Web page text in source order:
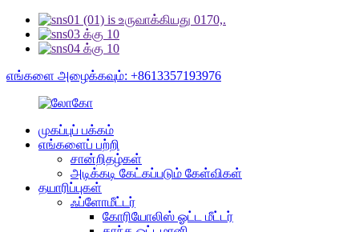
எங்களை அழைக்கவும்: +8613357193976
முகப்புப் பக்கம்
எங்களைப் பற்றி
சான்றிதழ்கள்
அடிக்கடி கேட்கப்படும் கேள்விகள்
தயாரிப்புகள்
ஃப்ளோமீட்டர்
கோரியோலிஸ் ஓட்ட மீட்டர்